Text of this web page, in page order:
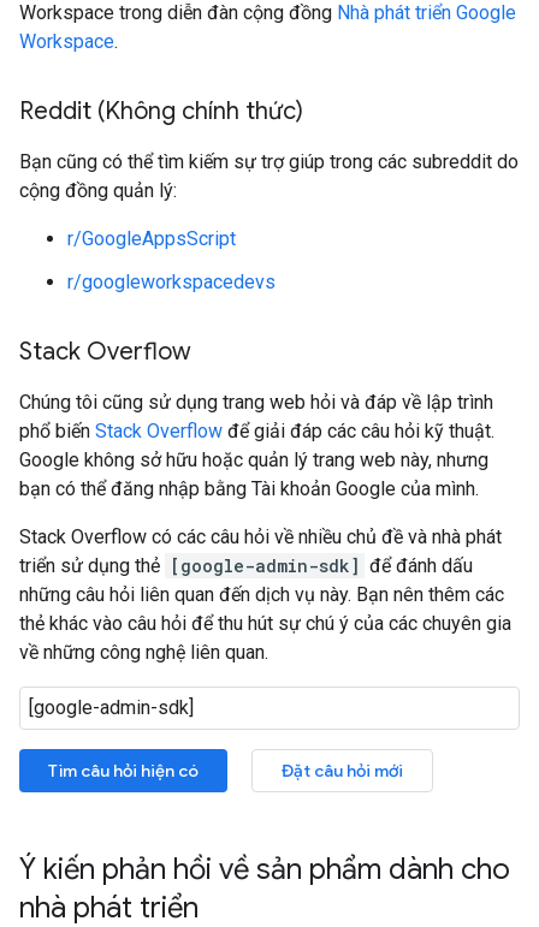
Workspace trong diễn đàn cộng đồng Nhà phát triển Google
Workspace.
Reddit (Không chính thức)
Bạn cũng có thể tìm kiếm sự trợ giúp trong các subreddit do
cộng đồng quản lý:
r/GoogleAppsScript
r/googleworkspacedevs
Stack Overflow
Chúng tôi cũng sử dụng trang web hỏi và đáp về lập trình
phổ biến Stack Overflow để giải đáp các câu hỏi kỹ thuật.
Google không sở hữu hoặc quản lý trang web này, nhưng
bạn có thể đăng nhập bằng Tài khoản Google của mình.
Stack Overflow có các câu hỏi về nhiều chủ đề và nhà phát
triển sử dụng thẻ [google-admin-sdk] để đánh dấu
những câu hỏi liên quan đến dịch vụ này. Bạn nên thêm các
thẻ khác vào câu hỏi để thu hút sự chú ý của các chuyên gia
về những công nghệ liên quan.
Tìm câu hỏi hiện có Đặt câu hỏi mới
Ý kiến phản hồi về sản phẩm dành cho
nhà phát triển